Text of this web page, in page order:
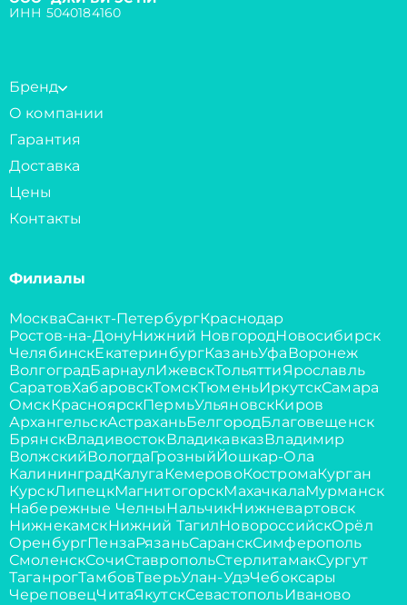
ИНН 5040184160
Бренд
О компании
Гарантия
Доставка
Цены
Контакты
Филиалы
МоскваСанкт-ПетербургКраснодар
Ростов-на-ДонуНижний НовгородНовосибирск
ЧелябинскЕкатеринбургКазаньУфаВоронеж
ВолгоградБарнаулИжевскТольяттиЯрославль
СаратовХабаровскТомскТюменьИркутскСамара
ОмскКрасноярскПермьУльяновскКиров
АрхангельскАстраханьБелгородБлаговещенск
БрянскВладивостокВладикавказВладимир
ВолжскийВологдаГрозныйЙошкар-Ола
КалининградКалугаКемеровоКостромаКурган
КурскЛипецкМагнитогорскМахачкалаМурманск
Набережные ЧелныНальчикНижневартовск
НижнекамскНижний ТагилНовороссийскОрёл
ОренбургПензаРязаньСаранскСимферополь
СмоленскСочиСтавропольСтерлитамакСургут
ТаганрогТамбовТверьУлан-УдэЧебоксары
ЧереповецЧитаЯкутскСевастопольИваново